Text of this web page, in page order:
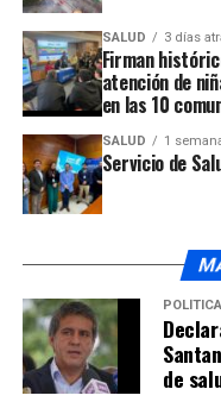
SALUD 3 días
Firman
atención de
en las 10
SALUD 1
Servicio de
POLÍTICA
de